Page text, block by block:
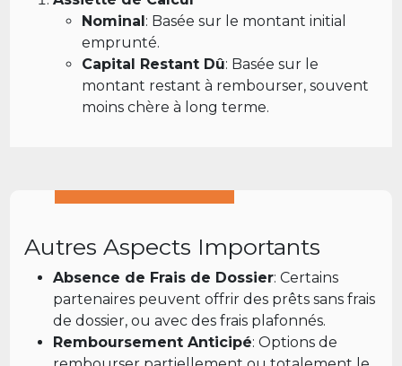
Nominal: Basée sur le montant initial
emprunté.
Capital Restant Dû: Basée sur le
montant restant à rembourser, souvent
moins chère à long terme.
Autres Aspects Importants
Absence de Frais de Dossier: Certains
partenaires peuvent offrir des prêts sans frais
de dossier, ou avec des frais plafonnés.
Remboursement Anticipé: Options de